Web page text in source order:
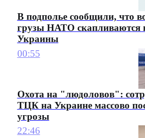
В подполье сообщили, что
грузы НАТО скапливаются
Украины
00:55
Охота на "людоловов":
ТЦК на Украине массово
угрозы
22:46